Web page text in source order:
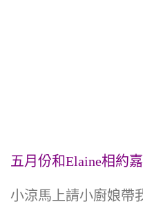
五月份和Elaine相約
小涼馬上請小廚娘帶